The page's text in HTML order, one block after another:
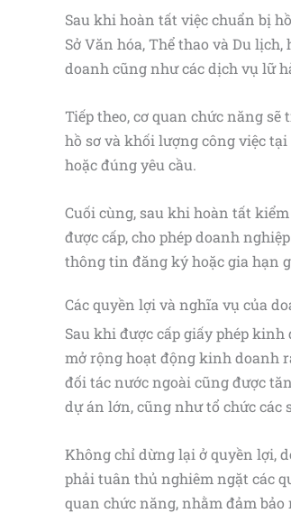
Sau khi hoàn tất việc chuẩn bị
Sở Văn hóa, Thể thao và Du
doanh cũng như các dịch vụ lữ
Tiếp theo, cơ quan chức năng
hồ sơ và khối lượng công việc
hoặc đúng yêu cầu.
Cuối cùng, sau khi hoàn tất
được cấp, cho phép doanh
thông tin đăng ký hoặc gia hạn
Các quyền lợi và nghĩa vụ của
Sau khi được cấp giấy phép
mở rộng hoạt động kinh doanh
đối tác nước ngoài cũng được
dự án lớn, cũng như tổ chức
Không chỉ dừng lại ở quyền lợi,
phải tuân thủ nghiêm ngặt các
quan chức năng, nhằm đảm